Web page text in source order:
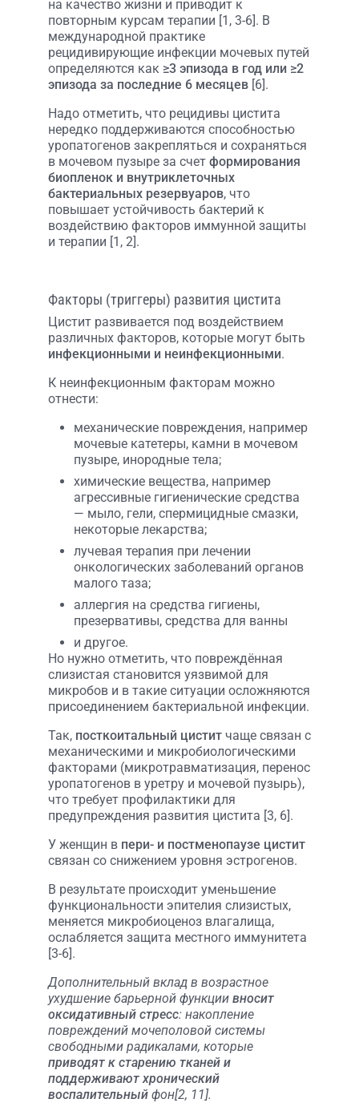
на качество жизни и приводит к
повторным курсам терапии [1, 3-6]. В
международной практике
рецидивирующие инфекции мочевых путей
определяются как ≥3 эпизода в год или ≥2
эпизода за последние 6 месяцев [6].
Надо отметить, что рецидивы цистита
нередко поддерживаются способностью
уропатогенов закрепляться и сохраняться
в мочевом пузыре за счет формирования
биопленок и внутриклеточных
бактериальных резервуаров, что
повышает устойчивость бактерий к
воздействию факторов иммунной защиты
и терапии [1, 2].
Факторы (триггеры) развития цистита
Цистит развивается под воздействием
различных факторов, которые могут быть
инфекционными и неинфекционными.
К неинфекционным факторам можно
отнести:
механические повреждения, например
мочевые катетеры, камни в мочевом
пузыре, инородные тела;
химические вещества, например
агрессивные гигиенические средства
— мыло, гели, спермицидные смазки,
некоторые лекарства;
лучевая терапия при лечении
онкологических заболеваний органов
малого таза;
аллергия на средства гигиены,
презервативы, средства для ванны
и другое.
Но нужно отметить, что повреждённая
слизистая становится уязвимой для
микробов и в такие ситуации осложняются
присоединением бактериальной инфекции.
Так, посткоитальный цистит чаще связан с
механическими и микробиологическими
факторами (микротравматизация, перенос
уропатогенов в уретру и мочевой пузырь),
что требует профилактики для
предупреждения развития цистита [3, 6].
У женщин в пери- и постменопаузе цистит
связан со снижением уровня эстрогенов.
В результате происходит уменьшение
функциональности эпителия слизистых,
меняется микробиоценоз влагалища,
ослабляется защита местного иммунитета
[3-6].
Дополнительный вклад в возрастное
ухудшение барьерной функции вносит
оксидативный стресс: накопление
повреждений мочеполовой системы
свободными радикалами, которые
приводят к старению тканей и
поддерживают хронический
воспалительный фон[2, 11].